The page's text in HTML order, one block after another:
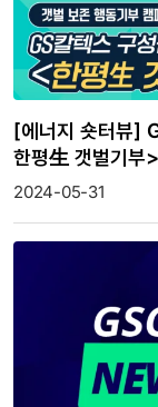
[에너지 숏터뷰]
한평生 갯벌기부
2024-05-31